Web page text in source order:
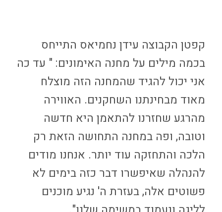
קפטן הקבוצה עידן נחמיאס התייחס
בכמה מילים על מחנה האימונים: " עד כה
אני יכול להגיד שהמחנה הזה מוצלח
מאוד מבחינתנו השחקנים. האווירה
מהרגע שחזרנו להתאמן היא חדשה
וטובה, ופה במחנה התחושה הזאת רק
הלכה והתחזקה עוד יותר. אנחנו מודים
להנהלה שאיפשרו דבר כזה בימים לא
פשוטים אלה, בעזרת ה' נגיע מוכנים